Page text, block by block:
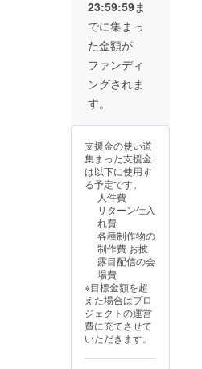
配信お
名前記
載
（大）
備考欄
にXアカ
ウント
いたし
画内で
お名前
呼びを
いたし
ます ※
エア
メール
ドが付
※CF限
定写真
集はA4
サイ
ズ、
24Pを
ていま
す
ていた
だきま
す ※写
真集へ
のクレ
ジット
は、今
Live2D
とその
コスプ
レの写
真集
（デジ
タル版
む）に
お名前
をテキ
クレ
ジット
させて
いただ
きます
※プラン
アクリ
ルスタ
ンドは
100mm
×150m
mサイ
ズを予
す ※3次
ジナル
コスプ
レ動画
は1分前
後を予
定して
ダウン
ロード
URLを
にて送
付させ
ていた
だきま
す ※写
真集へ
打ち合
わせ後
に連絡
させて
いただ
きます
掲載は
初配信
の際に
テキス
トでの
掲載と
なりま
入の
ず備考
欄に掲
載を希
望され
るお名
前をご
ださい
※缶バッ
ジの形
直径
57mm
の丸形
の缶
バッジ
です ※2
ン
■1on1
で一緒
にゲー
ム ★B2
タペス
トリー
うボイ
前後を
予定し
てお
り、ダ
ウン
ロード
メール
にて送
付させ
だきま
す ※お
名前の
掲載は
初配信
の際に
イドし
ます。
スタジ
オでそ
の衣装
での撮
影をし
る、カ
ンさん
向けプ
ランで
す。 ・
公序良
俗に反
装の指
定はで
きませ
全なデ
ザイン
のもの
で相談
させて
くださ
23:59:59ま
でに集まっ
た金額が
ファンディ
ングされま
す。
支援金の使い道
集まった支援金
は以下に使用す
る予定です。
人件費
リターン仕入
れ費
各種制作物の
制作費 お披
露目配信の会
場費
※目標金額を超
えた場合はプロ
ジェクトの運営
費に充てさせて
いただきます。